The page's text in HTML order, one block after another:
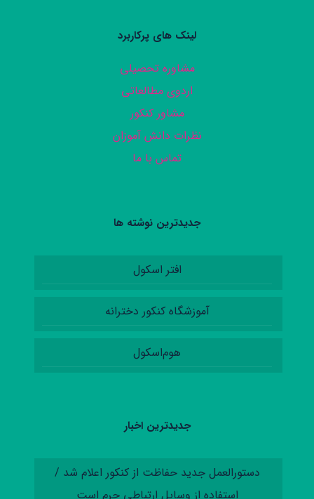
لینک های پرکاربرد
مشاوره تحصیلی
اردوی مطالعاتی
مشاور کنکور
نظرات دانش آموزان
تماس با ما
جدیدترین نوشته ها
افتر اسکول
آموزشگاه کنکور دخترانه
هوم‌اسکول
جدیدترین اخبار
دستورالعمل‌ جدید حفاظت از کنکور اعلام شد /
استفاده از وسایل ارتباطی جرم است